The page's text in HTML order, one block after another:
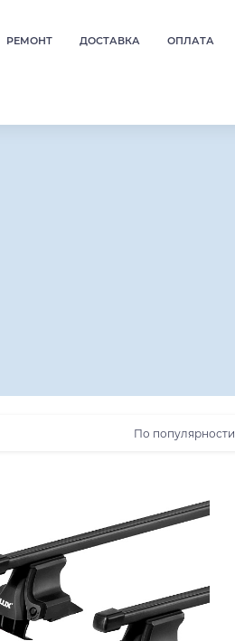
РЕМОНТ ДОСТАВКА ОПЛАТА
По популярности